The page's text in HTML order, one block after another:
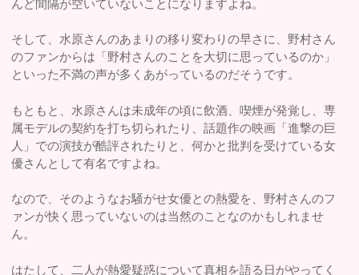
んど間隔が空いていないことになりますよね。
そして、水原さんのあまりの移り変わりの早さに、野村さん
のファンからは「野村さんのことを大切に思っているのか」
といった不満の声が多くあがっているのだそうです。
もともと、水原さんは未成年の頃に飲酒、喫煙が発覚し、専
属モデルの契約を打ち切られたり、話題作の映画「進撃の巨
人」での演技が酷評されたりと、何かと批判を受けている女
優さんとして有名ですよね。
なので、そのようなお騒がせ女優との熱愛を、野村さんのフ
ァンが快く思っていないのは当然のことなのかもしれませ
ん。
はたして、二人が熱愛疑惑について真相を語る日がやってく